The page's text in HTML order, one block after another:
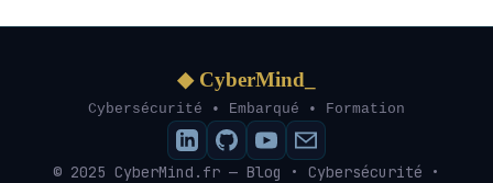
◆ CyberMind_
Cybersécurité • Embarqué • Formation
© 2025 CyberMind.fr — Blog • Cybersécurité •